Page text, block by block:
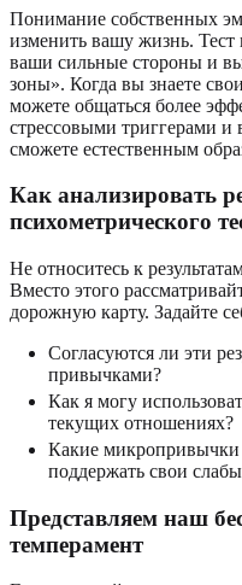
Понимание собственных
изменить вашу жизнь. Тест
ваши сильные стороны и
зоны». Когда вы знаете
можете общаться более
стрессовыми триггерами и
сможете естественным
Как анализировать
психометрического
Не относитесь к
Вместо этого
дорожную карту. Задайте
Согласуются ли эти
привычками?
Как я могу
текущих отношениях?
Какие микропривычки
поддержать свои
Представляем наш
темперамент